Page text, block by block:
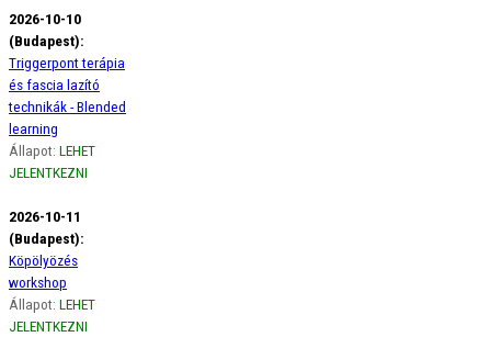
2026-10-10
(Budapest):
Triggerpont terápia
és fascia lazító
technikák - Blended
learning
Állapot: LEHET
JELENTKEZNI
2026-10-11
(Budapest):
Köpölyözés
workshop
Állapot: LEHET
JELENTKEZNI